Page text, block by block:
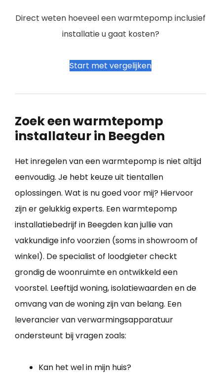
Direct weten hoeveel een warmtepomp inclusief
installatie u gaat kosten?
Start met vergelijken
Zoek een warmtepomp
installateur in Beegden
Het inregelen van een warmtepomp is niet altijd
eenvoudig. Je hebt keuze uit tientallen
oplossingen. Wat is nu goed voor mij? Hiervoor
zijn er gelukkig experts. Een warmtepomp
installatiebedrijf in Beegden kan jullie van
vakkundige info voorzien (soms in showroom of
winkel). De specialist of loodgieter checkt
grondig de woonruimte en ontwikkeld een
voorstel. Leeftijd woning, isolatiewaarden en de
omvang van de woning zijn van belang. Een
leverancier van verwarmingsapparatuur
ondersteunt bij vragen zoals:
Kan het wel in mijn huis?